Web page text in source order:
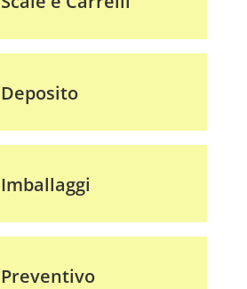
Deposito
Imballaggi
Preventivo